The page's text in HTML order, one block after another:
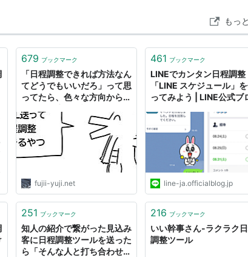
もっ
679 ブックマーク
「日程調整できれば方法なん
てどうでもいいだろ」って思
ってたら、色々な方向から怒
ユウジ::ドットネット
fujii-yuji.net
461 ブックマーク
LINEでカンタン日程調整
「LINE スケジュール」
ってみよう | LINE公式ブ
line-ja.officialblog.jp
251 ブックマーク
知人の紹介で繋がった見込み
客に日程調整ツールを送った
ら「そんな人と打ち合わせし
216 ブックマーク
いい幹事さん-ラクラク
調整ツール